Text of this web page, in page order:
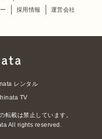
採用情報 運営会社
レンタル
hinata TV
転載は禁止しています。
All rights reserved.